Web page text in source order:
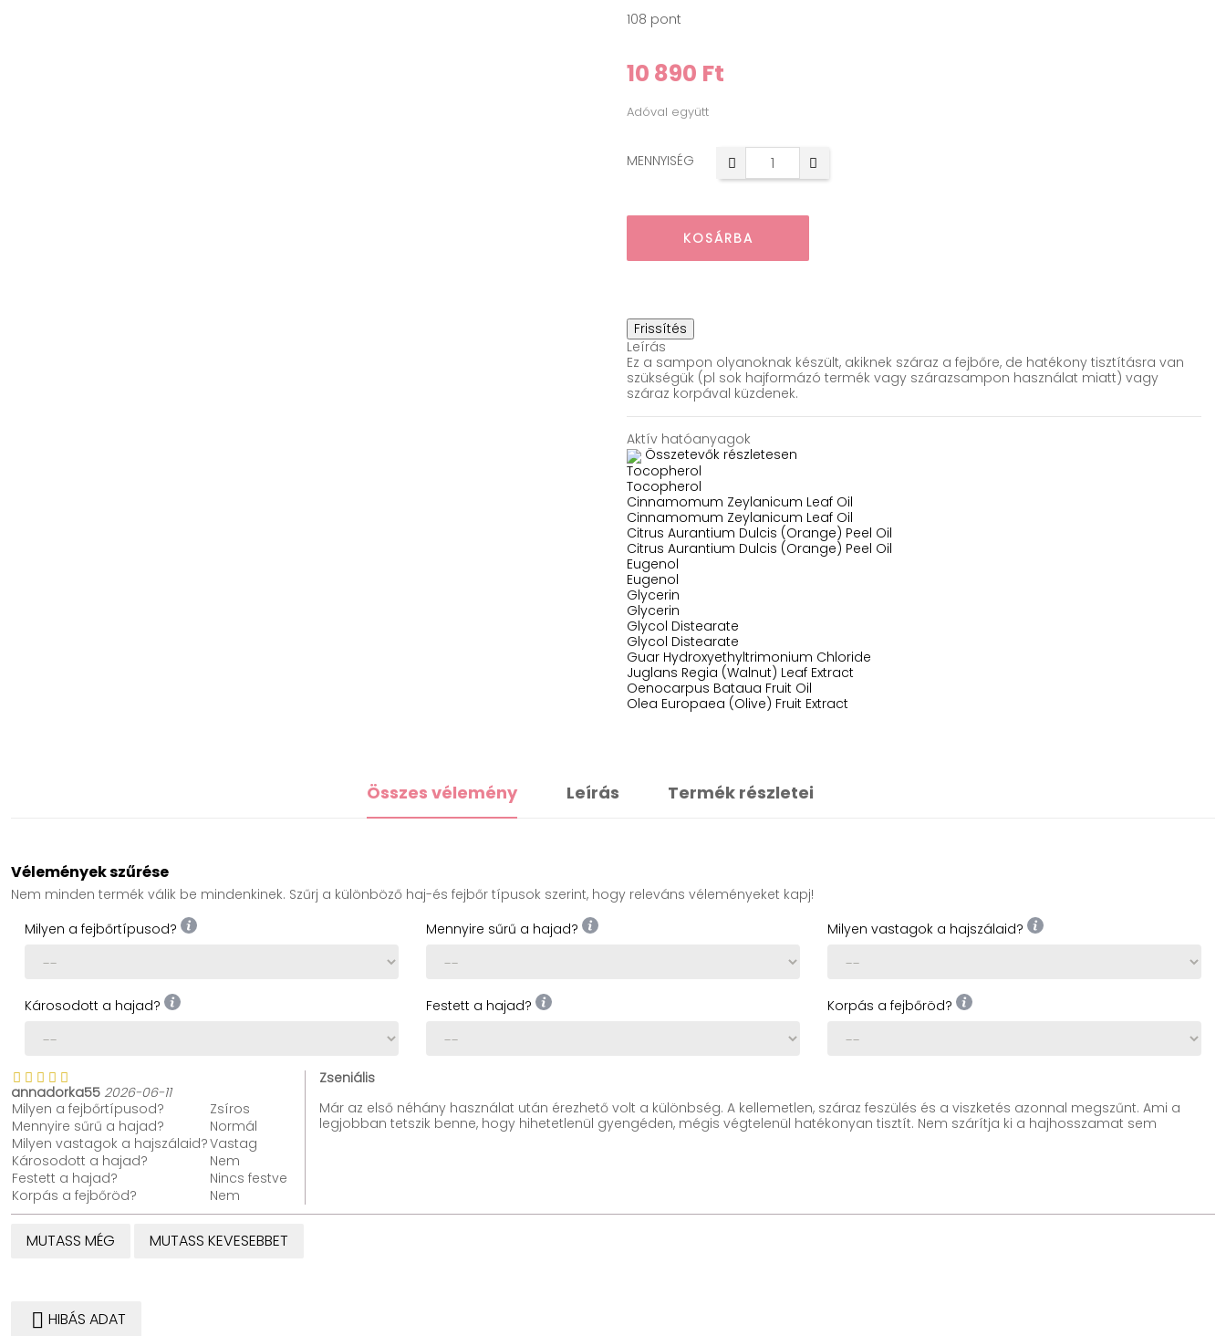
108 pont
10 890 Ft
Adóval együtt
MENNYISÉG
KOSÁRBA
Leírás
Ez a sampon olyanoknak készült, akiknek száraz a fejbőre, de hatékony tisztításra van
szükségük (pl sok hajformázó termék vagy szárazsampon használat miatt) vagy
száraz korpával küzdenek.
Aktív hatóanyagok
Összetevők részletesen
Tocopherol
Tocopherol
Cinnamomum Zeylanicum Leaf Oil
Cinnamomum Zeylanicum Leaf Oil
Citrus Aurantium Dulcis (Orange) Peel Oil
Citrus Aurantium Dulcis (Orange) Peel Oil
Eugenol
Eugenol
Glycerin
Glycerin
Glycol Distearate
Glycol Distearate
Guar Hydroxyethyltrimonium Chloride
Juglans Regia (Walnut) Leaf Extract
Oenocarpus Bataua Fruit Oil
Olea Europaea (Olive) Fruit Extract
Összes vélemény Leírás Termék részletei
Vélemények szűrése
Nem minden termék válik be mindenkinek. Szűrj a különböző haj-és fejbőr típusok szerint, hogy releváns véleményeket kapj!
Milyen a fejbőrtípusod?
Mennyire sűrű a hajad? Milyen vastagok a hajszálaid?
Károsodott a hajad? Festett a hajad? Korpás a fejbőröd?
annadorka55 2026-06-11
Milyen a fejbőrtípusod?
Zsíros
Mennyire sűrű a hajad?
Normál
Milyen vastagok a hajszálaid?Vastag
Károsodott a hajad?
Nem
Festett a hajad?
Nincs festve
Korpás a fejbőröd?
Nem
Zseniális
Már az első néhány használat után érezhető volt a különbség. A kellemetlen, száraz feszülés és a viszketés azonnal megszűnt. Ami a
legjobban tetszik benne, hogy hihetetlenül gyengéden, mégis végtelenül hatékonyan tisztít. Nem szárítja ki a hajhosszamat sem
MUTASS MÉG MUTASS KEVESEBBET
 HIBÁS ADAT